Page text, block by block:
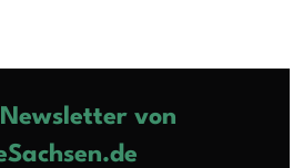
von